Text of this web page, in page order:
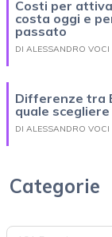
Costi per
costa oggi e
passato
DI ALESSANDRO VOCI
Differenze tra
quale
DI ALESSANDRO VOCI
Categorie